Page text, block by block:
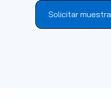
Solicitar muestra